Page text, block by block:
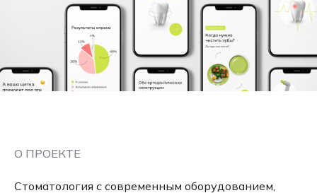
О ПРОЕКТЕ
Стоматология с современным оборудованием,